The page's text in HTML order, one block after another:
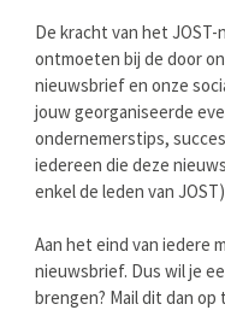
De kracht van het
ontmoeten bij de door
nieuwsbrief en onze
jouw georganiseerde
ondernemerstips,
iedereen die deze
enkel de leden van
Aan het eind van iedere
nieuwsbrief. Dus wil je
brengen? Mail dit dan op